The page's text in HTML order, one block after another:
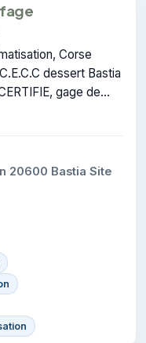
Corse
dessert Bastia
gage de
20600 Bastia Site